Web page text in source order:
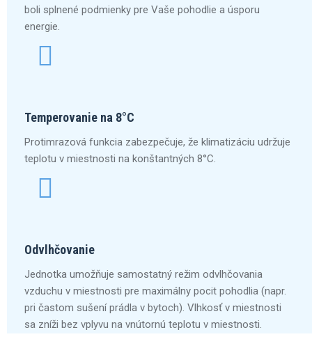
boli splnené podmienky pre Vaše pohodlie a úsporu
energie.
Temperovanie na 8°C
Protimrazová funkcia zabezpečuje, že klimatizáciu udržuje
teplotu v miestnosti na konštantných 8°C.
Odvlhčovanie
Jednotka umožňuje samostatný režim odvlhčovania
vzduchu v miestnosti pre maximálny pocit pohodlia (napr.
pri častom sušení prádla v bytoch). Vlhkosť v miestnosti
sa zníži bez vplyvu na vnútornú teplotu v miestnosti.